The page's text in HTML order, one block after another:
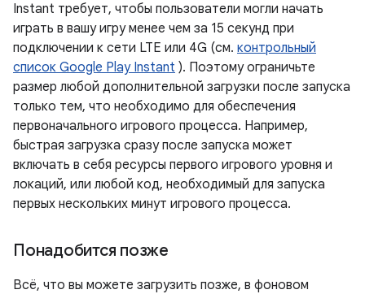
Instant требует, чтобы пользователи могли начать
играть в вашу игру менее чем за 15 секунд при
подключении к сети LTE или 4G (см. контрольный
список Google Play Instant ). Поэтому ограничьте
размер любой дополнительной загрузки после запуска
только тем, что необходимо для обеспечения
первоначального игрового процесса. Например,
быстрая загрузка сразу после запуска может
включать в себя ресурсы первого игрового уровня и
локаций, или любой код, необходимый для запуска
первых нескольких минут игрового процесса.
Понадобится позже
Всё, что вы можете загрузить позже, в фоновом